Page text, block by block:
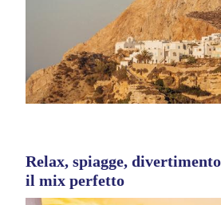
Relax, spiagge,
il mix perfetto